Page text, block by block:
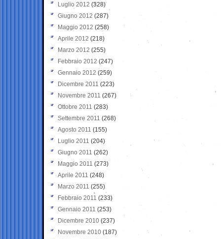
Luglio 2012 (328)
Giugno 2012 (287)
Maggio 2012 (258)
Aprile 2012 (218)
Marzo 2012 (255)
Febbraio 2012 (247)
Gennaio 2012 (259)
Dicembre 2011 (223)
Novembre 2011 (267)
Ottobre 2011 (283)
Settembre 2011 (268)
Agosto 2011 (155)
Luglio 2011 (204)
Giugno 2011 (262)
Maggio 2011 (273)
Aprile 2011 (248)
Marzo 2011 (255)
Febbraio 2011 (233)
Gennaio 2011 (253)
Dicembre 2010 (237)
Novembre 2010 (187)